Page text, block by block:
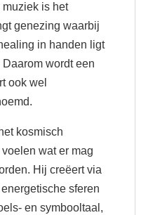
muziek is het
genezing waarbij
in handen ligt
wordt een
ook wel
kosmisch
wat er mag
Hij creëert via
sferen
en symbooltaal,